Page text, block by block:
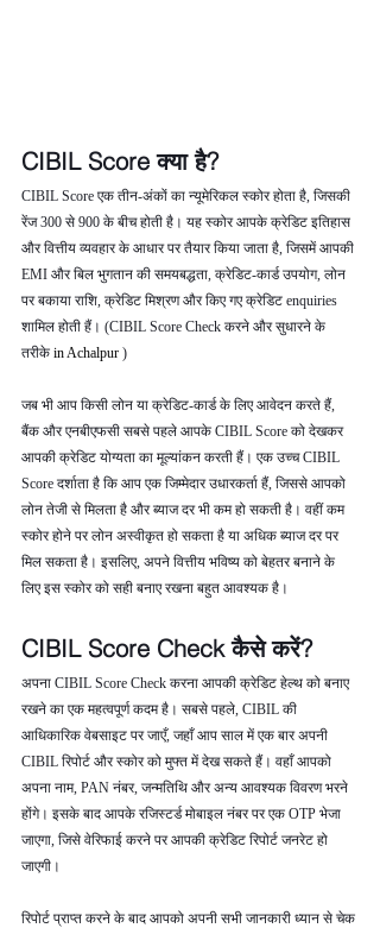
CIBIL Score क्या है?
CIBIL Score एक तीन-अंकों का न्यूमेरिकल स्कोर होता है, जिसकी
रेंज 300 से 900 के बीच होती है। यह स्कोर आपके क्रेडिट इतिहास
और वित्तीय व्यवहार के आधार पर तैयार किया जाता है, जिसमें आपकी
EMI और बिल भुगतान की समयबद्धता, क्रेडिट-कार्ड उपयोग, लोन
पर बकाया राशि, क्रेडिट मिश्रण और किए गए क्रेडिट enquiries
शामिल होती हैं। (CIBIL Score Check करने और सुधारने के
तरीके in Achalpur )
जब भी आप किसी लोन या क्रेडिट-कार्ड के लिए आवेदन करते हैं,
बैंक और एनबीएफसी सबसे पहले आपके CIBIL Score को देखकर
आपकी क्रेडिट योग्यता का मूल्यांकन करती हैं। एक उच्च CIBIL
Score दर्शाता है कि आप एक जिम्मेदार उधारकर्ता हैं, जिससे आपको
लोन तेजी से मिलता है और ब्याज दर भी कम हो सकती है। वहीं कम
स्कोर होने पर लोन अस्वीकृत हो सकता है या अधिक ब्याज दर पर
मिल सकता है। इसलिए, अपने वित्तीय भविष्य को बेहतर बनाने के
लिए इस स्कोर को सही बनाए रखना बहुत आवश्यक है।
CIBIL Score Check कैसे करें?
अपना CIBIL Score Check करना आपकी क्रेडिट हेल्थ को बनाए
रखने का एक महत्वपूर्ण कदम है। सबसे पहले, CIBIL की
आधिकारिक वेबसाइट पर जाएँ, जहाँ आप साल में एक बार अपनी
CIBIL रिपोर्ट और स्कोर को मुफ्त में देख सकते हैं। वहाँ आपको
अपना नाम, PAN नंबर, जन्मतिथि और अन्य आवश्यक विवरण भरने
होंगे। इसके बाद आपके रजिस्टर्ड मोबाइल नंबर पर एक OTP भेजा
जाएगा, जिसे वेरिफाई करने पर आपकी क्रेडिट रिपोर्ट जनरेट हो
जाएगी।
रिपोर्ट प्राप्त करने के बाद आपको अपनी सभी जानकारी ध्यान से चेक